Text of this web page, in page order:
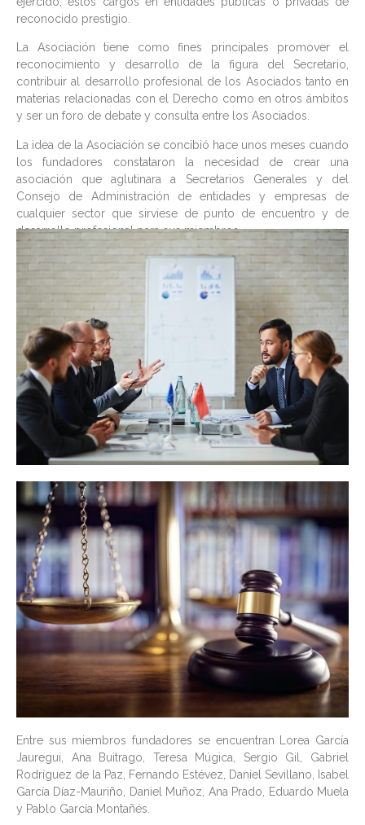
reconocido prestigio.
La Asociación tiene como fines principales promover el
reconocimiento y desarrollo de la figura del Secretario,
contribuir al desarrollo profesional de los Asociados tanto en
materias relacionadas con el Derecho como en otros ámbitos
y ser un foro de debate y consulta entre los Asociados.
La idea de la Asociación se concibió hace unos meses cuando
los fundadores constataron la necesidad de crear una
asociación que aglutinara a Secretarios Generales y del
Consejo de Administración de entidades y empresas de
cualquier sector que sirviese de punto de encuentro y de
desarrollo profesional para sus miembros.
Entre sus miembros fundadores se encuentran Lorea García
Jauregui, Ana Buitrago, Teresa Múgica, Sergio Gil, Gabriel
Rodríguez de la Paz, Fernando Estévez, Daniel Sevillano, Isabel
García Díaz-Mauriño, Daniel Muñoz, Ana Prado, Eduardo Muela
y Pablo García Montañés.